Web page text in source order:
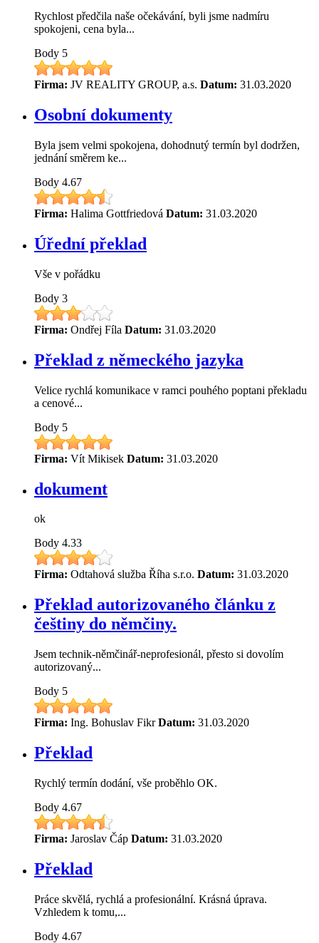
Rychlost předčila naše očekávání, byli jsme nadmíru
spokojeni, cena byla...
Body 5
Firma: JV REALITY GROUP, a.s. Datum: 31.03.2020
Osobní dokumenty
Byla jsem velmi spokojena, dohodnutý termín byl dodržen,
jednání směrem ke...
Body 4.67
Firma: Halima Gottfriedová Datum: 31.03.2020
Úřední překlad
Vše v pořádku
Body 3
Firma: Ondřej Fíla Datum: 31.03.2020
Překlad z německého jazyka
Velice rychlá komunikace v ramci pouhého poptani překladu
a cenové...
Body 5
Firma: Vít Mikisek Datum: 31.03.2020
dokument
ok
Body 4.33
Firma: Odtahová služba Říha s.r.o. Datum: 31.03.2020
Překlad autorizovaného článku z
češtiny do němčiny.
Jsem technik-němčinář-neprofesionál, přesto si dovolím
autorizovaný...
Body 5
Firma: Ing. Bohuslav Fikr Datum: 31.03.2020
Překlad
Rychlý termín dodání, vše proběhlo OK.
Body 4.67
Firma: Jaroslav Čáp Datum: 31.03.2020
Překlad
Práce skvělá, rychlá a profesionální. Krásná úprava.
Vzhledem k tomu,...
Body 4.67